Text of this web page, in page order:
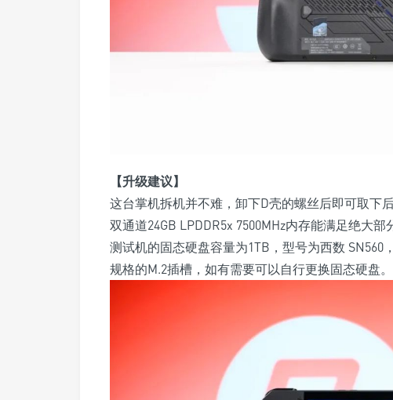
【升级建议】
这台掌机拆机并不难，卸下D壳的螺丝后即可取下后
双通道24GB LPDDR5x 7500MHz内存能满足绝大
测试机的固态硬盘容量为1TB，型号为西数 SN560
规格的M.2插槽，如有需要可以自行更换固态硬盘。